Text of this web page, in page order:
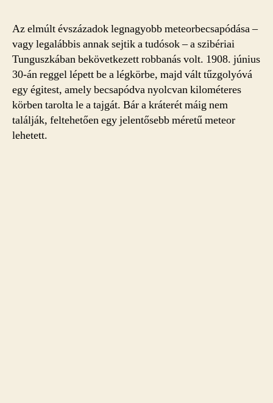
Az elmúlt évszázadok legnagyobb meteorbecsapódása –
vagy legalábbis annak sejtik a tudósok – a szibériai
Tunguszkában bekövetkezett robbanás volt. 1908. június
30-án reggel lépett be a légkörbe, majd vált tűzgolyóvá
egy égitest, amely becsapódva nyolcvan kilométeres
körben tarolta le a tajgát. Bár a kráterét máig nem
találják, feltehetően egy jelentősebb méretű meteor
lehetett.